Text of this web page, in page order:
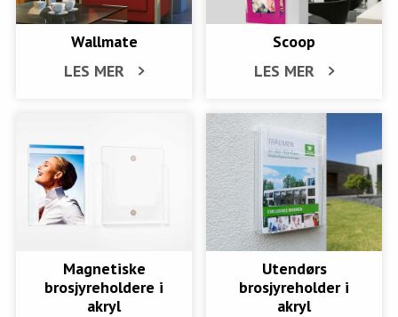
Wallmate
LES MER
Scoop
LES MER
Magnetiske
brosjyreholdere i
akryl
Utendørs
brosjyreholder i
akryl